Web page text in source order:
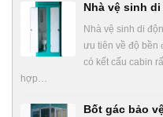
Nhà vệ sinh di
Nhà vệ sinh di
ưu tiên về độ bền
có kết cấu cabin
hợp…
Bốt gác bảo